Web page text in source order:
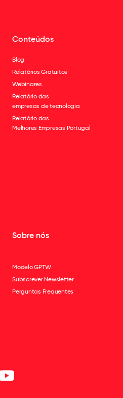
Conteúdos
Blog
Relatórios Gratuitos
Webinares
Relatório das
empresas de tecnologia
Relatório das
Melhores Empresas Portugal
Sobre nós
Modelo GPTW
Subscrever Newsletter
Perguntas Frequentes